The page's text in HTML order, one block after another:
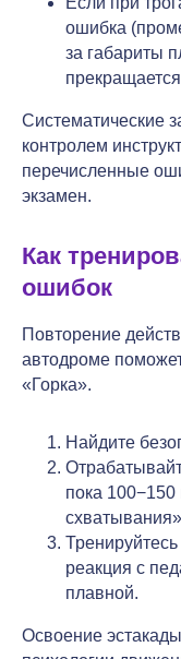
ошибка
за габариты
Систематические
контролем
перечисленные
экзамен.
Как
ошибок
Повторение
автодроме
«Горка».
Найдите
пока 100−150
реакция с
плавной.
Освоение